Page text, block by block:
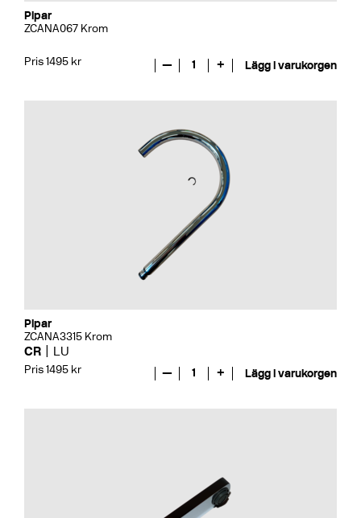
Pipar
ZCANA067 Krom
Pris 1495 kr — 1 + Lägg i varukorgen
Pipar
ZCANA3315 Krom
CR LU
Pris 1495 kr — 1 + Lägg i varukorgen